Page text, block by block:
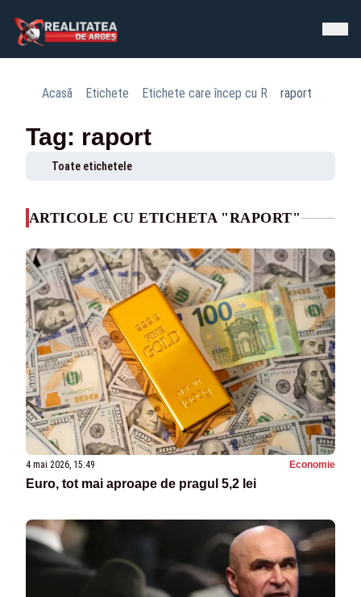
Acasă Etichete Etichete care încep cu R raport
Tag: raport
Toate etichetele
ARTICOLE CU ETICHETA "RAPORT"
4 mai 2026, 15:49 Economie
Euro, tot mai aproape de pragul 5,2 lei